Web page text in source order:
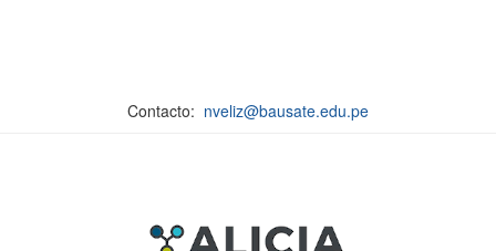
Contacto: nveliz@bausate.edu.pe